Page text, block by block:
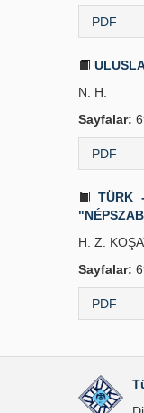
PDF
N. H.
Sayfalar:
PDF
TÜRK
H. Z.
Sayfalar:
PDF